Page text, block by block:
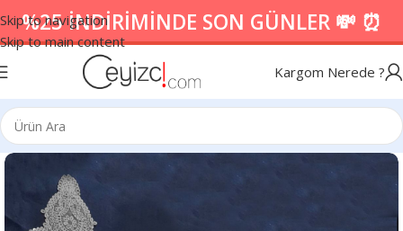
Skip to navigation
Skip to main content
%25 İNDİRİMİNDE SON GÜNLER 💸 ⏰
Kargom Nerede ?